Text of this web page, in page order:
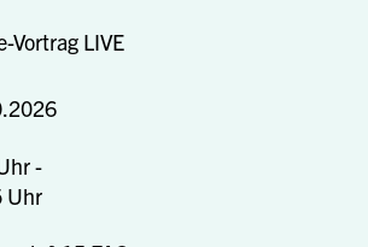
Vortrag LIVE
-
Uhr